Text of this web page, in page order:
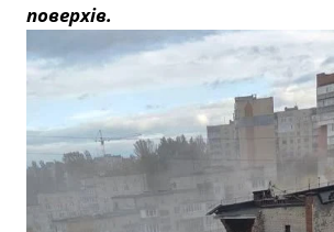
поверхів.